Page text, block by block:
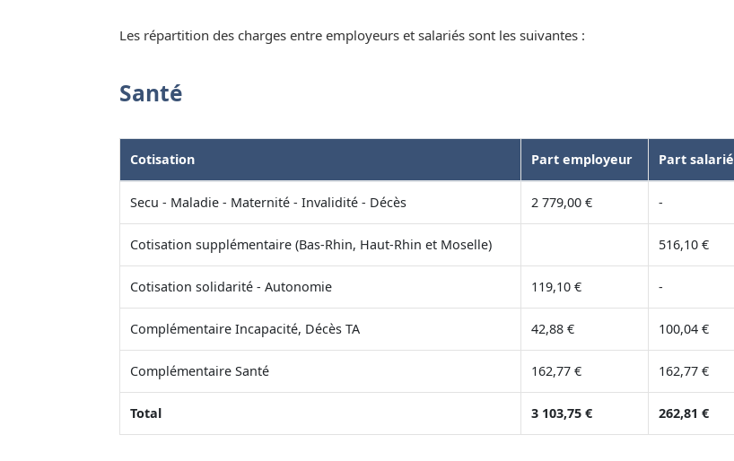
Les répartition des charges entre employeurs et salariés sont les suivantes :
Santé
Cotisation Part employeur Part salarié
Secu - Maladie - Maternité - Invalidité - Décès 2 779,00 € -
Cotisation supplémentaire (Bas-Rhin, Haut-Rhin et Moselle) 516,10 €
Cotisation solidarité - Autonomie 119,10 € -
Complémentaire Incapacité, Décès TA 42,88 € 100,04 €
Complémentaire Santé 162,77 € 162,77 €
Total 3 103,75 € 262,81 €